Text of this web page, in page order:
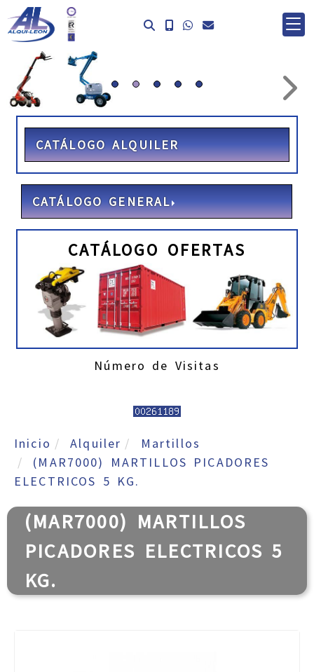
prev
CATÁLOGO ALQUILER
CATÁLOGO GENERAL
CATÁLOGO OFERTAS
Número de Visitas
Inicio Alquiler
Martillos
(MAR7000) MARTILLOS PICADORES
ELECTRICOS 5 KG.
(MAR7000) MARTILLOS
PICADORES ELECTRICOS 5
KG.